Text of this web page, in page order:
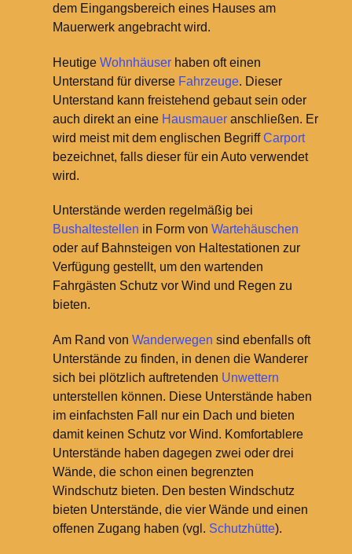
dem Eingangsbereich eines Hauses am
Mauerwerk angebracht wird.
Heutige Wohnhäuserhaben oft einen
Unterstand für diverse Fahrzeuge. Dieser
Unterstand kann freistehend gebaut sein oder
auch direkt an eine Hausmaueranschließen. Er
wird meist mit dem englischen BegriffCarport
bezeichnet, falls dieser für ein Auto verwendet
wird.
Unterstände werden regelmäßig bei
Bushaltestellen in Form von Wartehäuschen
oder auf Bahnsteigen von Haltestationen zur
Verfügung gestellt, um den wartenden
Fahrgästen Schutz vor Wind und Regen zu
bieten.
Am Rand von Wanderwegen sind ebenfalls oft
Unterstände zu finden, in denen die Wanderer
sich bei plötzlich auftretenden Unwettern
unterstellen können. Diese Unterstände haben
im einfachsten Fall nur ein Dach und bieten
damit keinen Schutz vor Wind. Komfortablere
Unterstände haben dagegen zwei oder drei
Wände, die schon einen begrenzten
Windschutz bieten. Den besten Windschutz
bieten Unterstände, die vier Wände und einen
offenen Zugang haben (vgl. Schutzhütte).